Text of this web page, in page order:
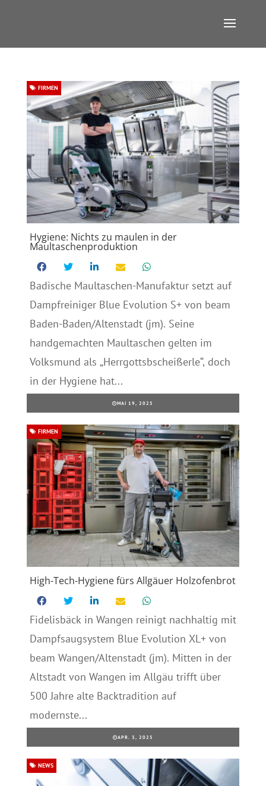
Hygiene: Nichts zu maulen in der
Maultaschenproduktion
FIRMEN
Badische Maultaschen-Manufaktur setzt auf
Dampfreiniger Blue Evolution S+ von beam
Baden-Baden/Altenstadt (jm). Seine
handgemachten Maultaschen gelten im
Volksmund als „Herrgottsbscheißerle“, doch
in der Hygiene hat...
MAI 19, 2025
High-Tech-Hygiene fürs Allgäuer Holzofenbrot
FIRMEN
Fidelisbäck in Wangen reinigt nachhaltig mit
Dampfsaugsystem Blue Evolution XL+ von
beam Wangen/Altenstadt (jm). Mitten in der
Altstadt von Wangen im Allgäu trifft über
500 Jahre alte Backtradition auf
modernste...
APR. 3, 2025
NEWS